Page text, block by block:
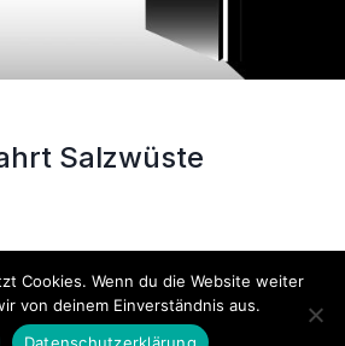
Salzwüste
Datenschutzerklärung
Cookies. Wenn du die Website weiter
von deinem Einverständnis aus.
Datenschutzerklärung